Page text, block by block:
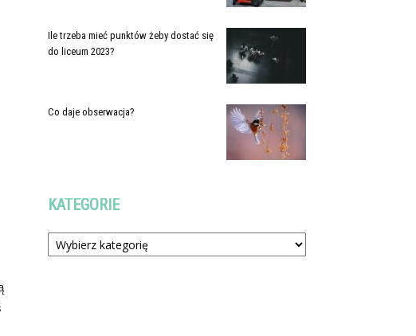
Ile trzeba mieć punktów żeby dostać się
do liceum 2023?
Co daje obserwacja?
KATEGORIE
Kategorie